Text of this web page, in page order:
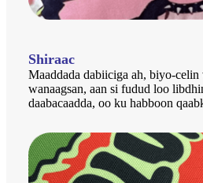
Shiraac
Maaddada dabiiciga ah, biyo-celin
wanaagsan, aan si fudud loo
daabacaadda, oo ku habboon